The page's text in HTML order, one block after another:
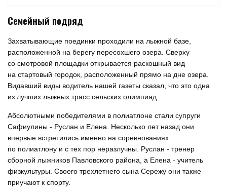
Семейный подряд
Захватывающие поединки проходили на лыжной базе,
расположенной на берегу пересохшего озера. Сверху
со смотровой площадки открывается раскошный вид
на стартовый городок, расположенный прямо на дне озера.
Видавший виды водитель нашей газеты сказал, что это одна
из лучших лыжных трасс сельских олимпиад.
Абсолютными победителями в полиатлоне стали супруги
Сафиулины - Руслан и Елена. Несколько лет назад они
впервые встретились именно на соревнованиях
по полиатлону и с тех пор неразлучны. Руслан - тренер
сборной лыжников Павловского района, а Елена - учитель
физкультуры. Своего трехлетнего сына Сережу они также
приучают к спорту.